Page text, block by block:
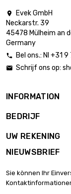

Evek GmbH
Neckarstr. 39
45478 Mülheim an
Germany
 Bel ons.: Nl +31
 Schrijf ons op:
INFORMATION
BEDRIJF
UW REKENING
NIEUWSBRIEF
Sie können Ihr